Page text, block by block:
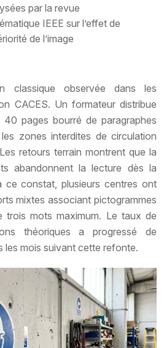
par la revue
IEEE sur l’effet de
de l’image
classique observée dans les
CACES. Un formateur distribue
pages bourré de paragraphes
zones interdites de circulation
retours terrain montrent que la
abandonnent la lecture dès la
ce constat, plusieurs centres ont
mixtes associant pictogrammes
trois mots maximum. Le taux de
théoriques a progressé de
les mois suivant cette refonte.